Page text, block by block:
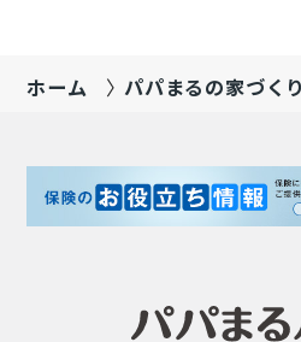
ホーム パパまるの家づくり